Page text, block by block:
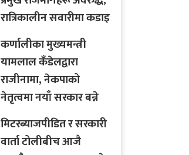
रात्रिकालीन सवारीमा कडाइ
कर्णालीका मुख्यमन्त्री
यामलाल कँडेलद्वारा
राजीनामा, नेकपाको
नेतृत्वमा नयाँ सरकार बन्ने
मिटरब्याजपीडित र सरकारी
वार्ता टोलीबीच आजै